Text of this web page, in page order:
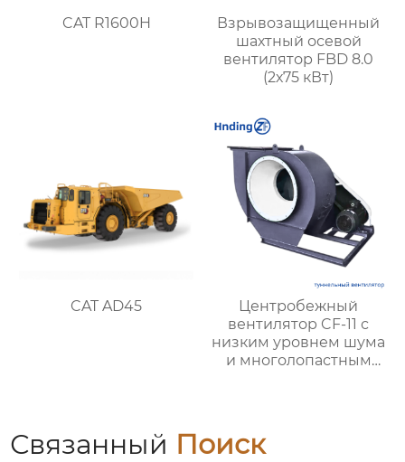
CAT R1600H
Взрывозащищенный
шахтный осевой
вентилятор FBD 8.0
(2х75 кВт)
CAT AD45
Центробежный
вентилятор CF-11 с
низким уровнем шума
и многолопастным
вытяжки на кухне
Связанный Поиск